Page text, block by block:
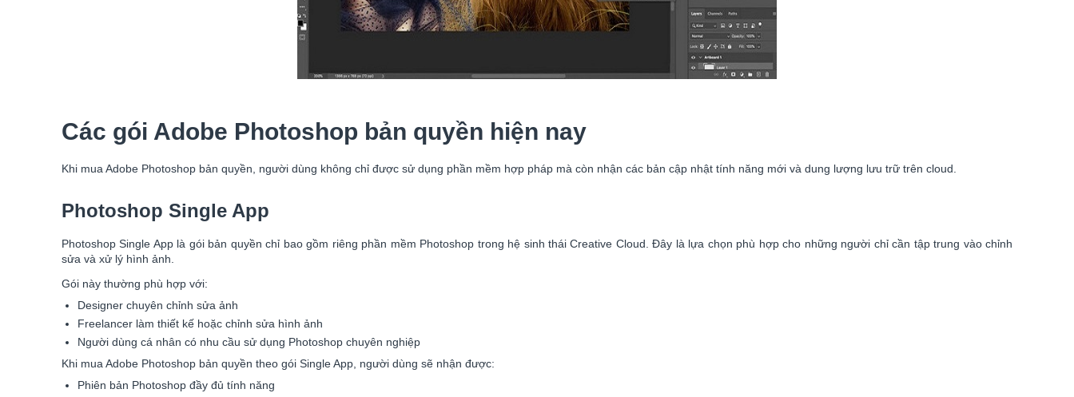
Các gói Adobe Photoshop bản quyền hiện nay
Khi mua Adobe Photoshop bản quyền, người dùng không chỉ được sử dụng phần mềm hợp pháp mà còn nhận các bản cập nhật tính năng mới và dung lượng lưu trữ trên cloud.
Photoshop Single App
Photoshop Single App là gói bản quyền chỉ bao gồm riêng phần mềm Photoshop trong hệ sinh thái Creative Cloud. Đây là lựa chọn phù hợp cho những người chỉ cần tập trung vào chỉnh
sửa và xử lý hình ảnh.
Gói này thường phù hợp với:
Designer chuyên chỉnh sửa ảnh
Freelancer làm thiết kế hoặc chỉnh sửa hình ảnh
Người dùng cá nhân có nhu cầu sử dụng Photoshop chuyên nghiệp
Khi mua Adobe Photoshop bản quyền theo gói Single App, người dùng sẽ nhận được:
Phiên bản Photoshop đầy đủ tính năng